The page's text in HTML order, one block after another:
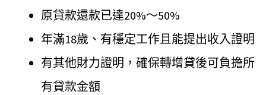
原貸款還款已達20%～50%
年滿18歲、有穩定工作且能提出收入證明
有其他財力證明，確保轉增貸後可負擔所
有貸款金額